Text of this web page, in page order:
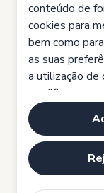
valia);
atenção ao
Sentido
conteúdo de
cookies para
bem como
as suas
a utilização de
modificar as
momento,
mais
global.com/